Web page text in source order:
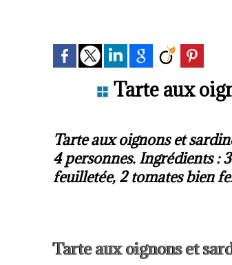
Tarte aux
Tarte aux oignons et
4 personnes. Ingrédients :
feuilletée, 2 tomates bien
Tarte aux oignons et